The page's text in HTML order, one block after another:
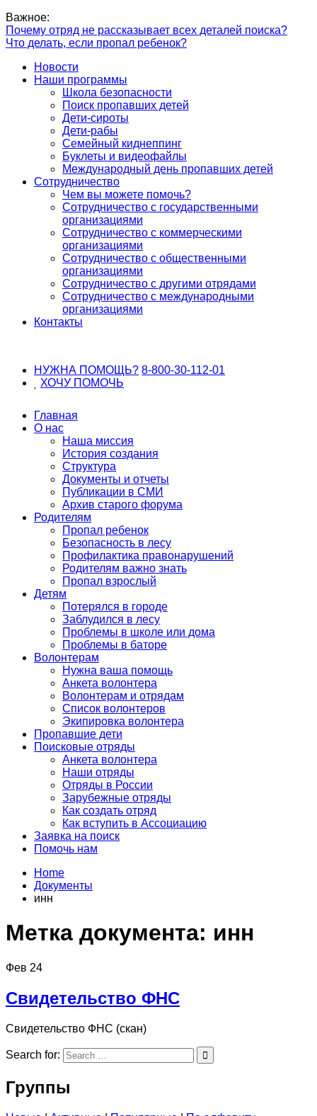
Важное:
Почему отряд не рассказывает всех деталей поиска?
Что делать, если пропал ребенок?
Новости
Наши программы
Школа безопасности
Поиск пропавших детей
Дети-сироты
Дети-рабы
Семейный киднеппинг
Буклеты и видеофайлы
Международный день пропавших детей
Сотрудничество
Чем вы можете помочь?
Сотрудничество с государственными
организациями
Сотрудничество с коммерческими
организациями
Сотрудничество с общественными
организациями
Сотрудничество с другими отрядами
Сотрудничество с международными
организациями
Контакты
НУЖНА ПОМОЩЬ? 8-800-30-112-01
ХОЧУ ПОМОЧЬ
Главная
О нас
Наша миссия
История создания
Структура
Документы и отчеты
Публикации в СМИ
Архив старого форума
Родителям
Пропал ребенок
Безопасность в лесу
Профилактика правонарушений
Родителям важно знать
Пропал взрослый
Детям
Потерялся в городе
Заблудился в лесу
Проблемы в школе или дома
Проблемы в баторе
Волонтерам
Нужна ваша помощь
Анкета волонтера
Волонтерам и отрядам
Список волонтеров
Экипировка волонтера
Пропавшие дети
Поисковые отряды
Анкета волонтера
Наши отряды
Отряды в России
Зарубежные отряды
Как создать отряд
Как вступить в Ассоциацию
Заявка на поиск
Помочь нам
Home
Документы
инн
Метка документа: инн
Фев 24
Свидетельство ФНС
Свидетельство ФНС (скан)
Search for:
Группы